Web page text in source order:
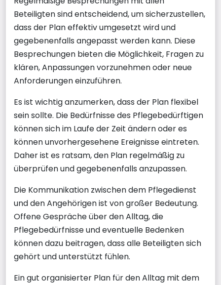
Beteiligten sind entscheidend, um sicherzustellen,
dass der Plan effektiv umgesetzt wird und
gegebenenfalls angepasst werden kann. Diese
Besprechungen bieten die Möglichkeit, Fragen zu
klären, Anpassungen vorzunehmen oder neue
Anforderungen einzuführen.
Es ist wichtig anzumerken, dass der Plan flexibel
sein sollte. Die Bedürfnisse des Pflegebedürftigen
können sich im Laufe der Zeit ändern oder es
können unvorhergesehene Ereignisse eintreten.
Daher ist es ratsam, den Plan regelmäßig zu
überprüfen und gegebenenfalls anzupassen.
Die Kommunikation zwischen dem Pflegedienst
und den Angehörigen ist von großer Bedeutung.
Offene Gespräche über den Alltag, die
Pflegebedürfnisse und eventuelle Bedenken
können dazu beitragen, dass alle Beteiligten sich
gehört und unterstützt fühlen.
Ein gut organisierter Plan für den Alltag mit dem